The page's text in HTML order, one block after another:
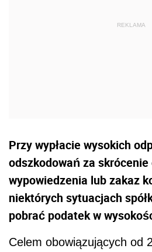
Przy wypłacie wysokich
odszkodowań za skrócenie
wypowiedzenia lub zakaz
niektórych sytuacjach
pobrać podatek w
Celem obowiązujących od